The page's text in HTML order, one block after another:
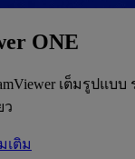
ONE
เต็มรูปแบ
ว
เติม